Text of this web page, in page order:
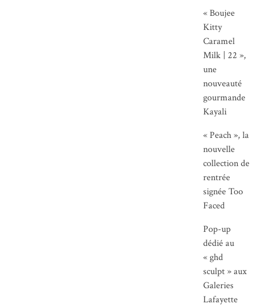
« Boujee
Kitty
Caramel
Milk | 22 »,
une
nouveauté
gourmande
Kayali
« Peach », la
nouvelle
collection de
rentrée
signée Too
Faced
Pop-up
dédié au
« ghd
sculpt » aux
Galeries
Lafayette